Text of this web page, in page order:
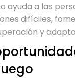
ayuda a las
difíciles,
y